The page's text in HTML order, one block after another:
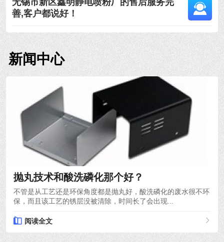
无锡市新区鑫明静电喷粉厂的售后服务完
善,客户都说好！
新闻中心
抛丸技术和酸洗磷化那个好？
不管是从工艺还是环保角度都是抛丸好，酸洗磷化的废水很不环
保，而且该工艺的锈层没被清除，时间长了会出现...
阅读全文